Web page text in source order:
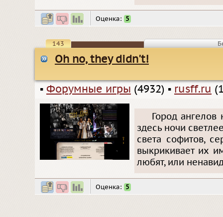
Оценка: 5
143
Oh no, they didn't!
▪ Форумные игры (4932) ▪ rusff.ru
Город ангелов
здесь ночи
света софитов,
выкрикивает их
любят, или
Оценка: 5